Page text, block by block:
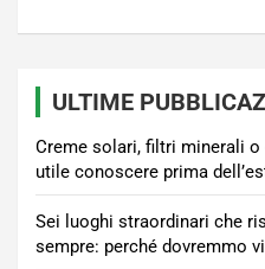
ULTIME
Creme solari, filtri minerali
utile conoscere prima
Sei luoghi straordinari che
sempre: perché dovremmo